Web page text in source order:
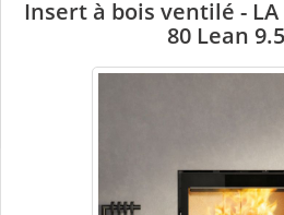
Insert à bois ventilé -
80 Lean